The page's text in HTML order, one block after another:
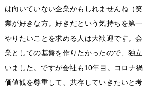
は向いていない企業かもしれませんね（
業が好きな方。好きだという気持ちを第
やりたいことを求める人は大歓迎です。
業としての基盤を作りたかったので、独
いました。ですが会社も10年目。コロナ
価値観を尊重して、共存していきたいと